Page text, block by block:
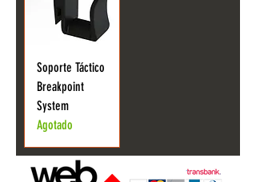
Soporte Táctico
Breakpoint
System
Agotado